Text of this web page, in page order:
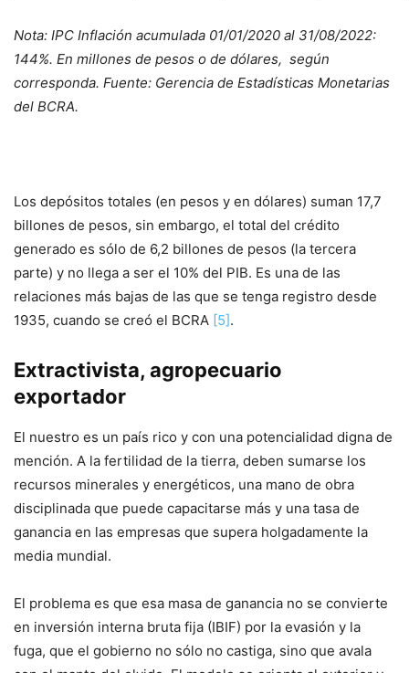
Nota: IPC Inflación acumulada 01/01/2020 al 31/08/2022:
144%. En millones de pesos o de dólares, según
corresponda. Fuente: Gerencia de Estadísticas Monetarias
del BCRA.
Los depósitos totales (en pesos y en dólares) suman 17,7
billones de pesos, sin embargo, el total del crédito
generado es sólo de 6,2 billones de pesos (la tercera
parte) y no llega a ser el 10% del PIB. Es una de las
relaciones más bajas de las que se tenga registro desde
1935, cuando se creó el BCRA [5].
Extractivista, agropecuario
exportador
El nuestro es un país rico y con una potencialidad digna de
mención. A la fertilidad de la tierra, deben sumarse los
recursos minerales y energéticos, una mano de obra
disciplinada que puede capacitarse más y una tasa de
ganancia en las empresas que supera holgadamente la
media mundial.
El problema es que esa masa de ganancia no se convierte
en inversión interna bruta fija (IBIF) por la evasión y la
fuga, que el gobierno no sólo no castiga, sino que avala